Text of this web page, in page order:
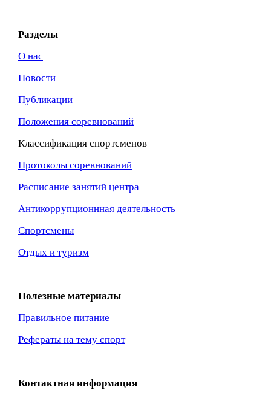
Разделы
О нас
Новости
Публикации
Положения соревнований
Классификация спортсменов
Протоколы соревнований
Расписание занятий центра
Антикоррупционнная деятельность
Спортсмены
Отдых и туризм
Полезные материалы
Правильное питание
Рефераты на тему спорт
Контактная информация